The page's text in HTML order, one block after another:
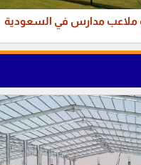
مدارس في السعودية